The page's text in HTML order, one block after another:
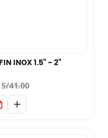
INOX 1.5" - 2"
S/41.00